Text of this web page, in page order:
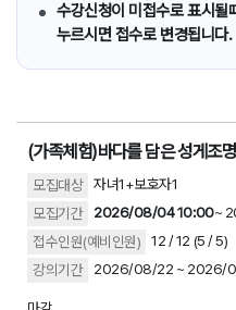
수강신청이 미접수로 표시
누르시면 접수로 변경됩니다.
(가족체험)바다를 담은 성게조
자녀1+보호자1
2026/08/04 10:00~
12 / 12 (5 / 5)
2026/08/22 ~ 2026/